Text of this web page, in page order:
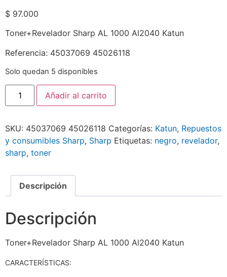
$ 97.000
Toner+Revelador Sharp AL 1000 Al2040 Katun
Referencia: 45037069 45026118
Solo quedan 5 disponibles
Añadir al carrito
SKU: 45037069 45026118 Categorías: Katun, Repuestos
y consumibles Sharp, Sharp Etiquetas: negro, revelador,
sharp, toner
Descripción
Descripción
Toner+Revelador Sharp AL 1000 Al2040 Katun
CARACTERÍSTICAS: